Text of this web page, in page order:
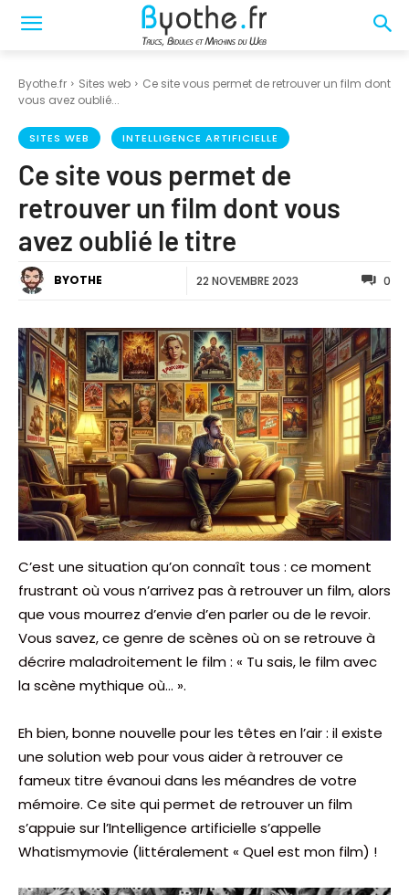
Byothe.fr Sites web
Ce site vous permet de retrouver un film dont
vous avez oublié...
SITES WEB INTELLIGENCE ARTIFICIELLE
Ce site vous permet de
retrouver un film dont vous
avez oublié le titre
BYOTHE 22 NOVEMBRE 2023 0
C’est une situation qu’on connaît tous : ce moment
frustrant où vous n’arrivez pas à retrouver un film, alors
que vous mourrez d’envie d’en parler ou de le revoir.
Vous savez, ce genre de scènes où on se retrouve à
décrire maladroitement le film : « Tu sais, le film avec
la scène mythique où… ».
Eh bien, bonne nouvelle pour les têtes en l’air : il existe
une solution web pour vous aider à retrouver ce
fameux titre évanoui dans les méandres de votre
mémoire. Ce site qui permet de retrouver un film
s’appuie sur l’Intelligence artificielle s’appelle
Whatismymovie (littéralement « Quel est mon film) !